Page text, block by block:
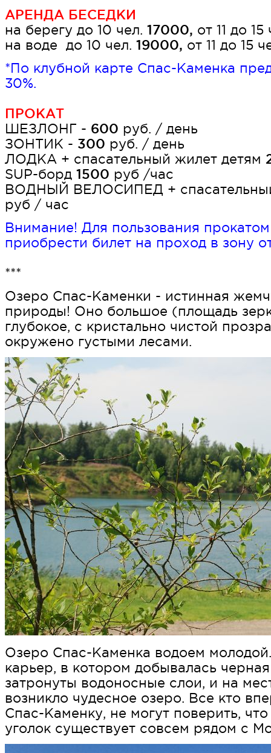
АРЕНДА БЕСЕДКИ
на берегу до 10 чел. 17000, от 11 до
на воде до 10 чел. 19000, от 11 до 15
*По клубной карте Спас-Каменка
30%.
ПРОКАТ
ШЕЗЛОНГ - 600 руб. / день
ЗОНТИК - 300 руб. / день
ЛОДКА + спасательный жилет детям
SUP-борд 1500 руб /час
ВОДНЫЙ ВЕЛОСИПЕД +
руб / час
Внимание! Для пользования
приобрести билет на проход в зону
***
Озеро Спас-Каменки - истинная
природы! Оно большое (площадь
глубокое, с кристально чистой
окружено густыми лесами.
Озеро Спас-Каменка водоем
карьер, в котором добывалась
затронуты водоносные слои, и на
возникло чудесное озеро. Все кто
Спас-Каменку, не могут поверить,
уголок существует совсем рядом с